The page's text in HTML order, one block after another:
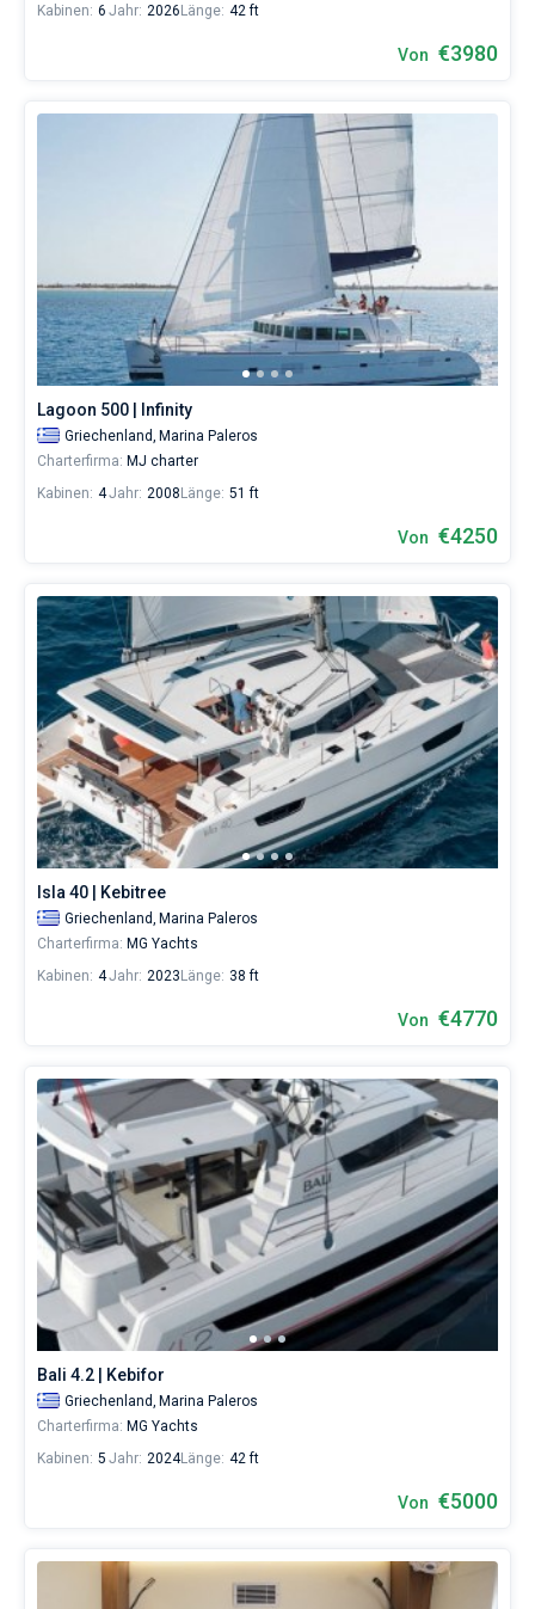
Kabinen: 6 Jahr: 2026 Länge: 42 ft
Von €3980
Lagoon 500 | Infinity
Griechenland, Marina Paleros
Charterfirma: MJ charter
Kabinen: 4Jahr: 2008 Länge: 51 ft
Von €4250
Isla 40 | Kebitree
Griechenland, Marina Paleros
Charterfirma: MG Yachts
Kabinen: 4Jahr: 2023 Länge: 38 ft
Von €4770
Bali 4.2 | Kebifor
Griechenland, Marina Paleros
Charterfirma: MG Yachts
Kabinen: 5 Jahr: 2024Länge: 42 ft
Von €5000